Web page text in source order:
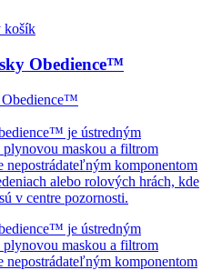
košík
Obedience™
je ústredným
maskou a filtrom
nepostrádateľným komponentom
alebo rolových hrách, kde
v centre pozornosti.
je ústredným
maskou a filtrom
nepostrádateľným komponentom